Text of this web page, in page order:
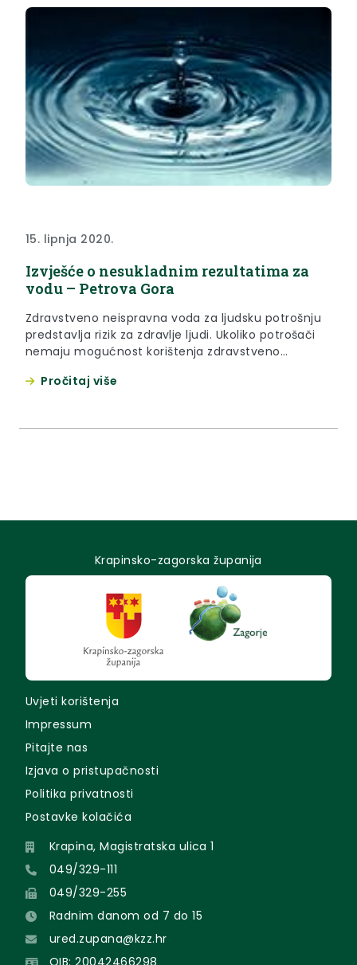
15. lipnja 2020.
Izvješće o nesukladnim rezultatima za
vodu – Petrova Gora
Zdravstveno neispravna voda za ljudsku potrošnju
predstavlja rizik za zdravlje ljudi. Ukoliko potrošači
nemaju mogućnost korištenja zdravstveno
preporuča se mjera prokuhavanja vode prije
Pročitaj više
Krapinsko-zagorska županija
Uvjeti korištenja
Impressum
Pitajte nas
Izjava o pristupačnosti
Politika privatnosti
Postavke kolačića
Krapina, Magistratska ulica 1
049/329-111
049/329-255
Radnim danom od 7 do 15
ured.zupana@kzz.hr